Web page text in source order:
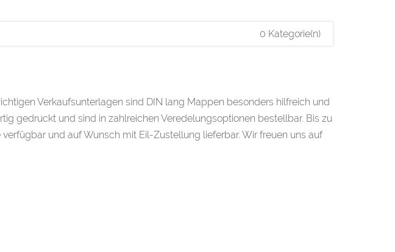
0 Kategorie(n)
Verkaufsunterlagen sind DIN lang Mappen besonders hilfreich und
gedruckt und sind in zahlreichen Veredelungsoptionen bestellbar. Bis zu
und auf Wunsch mit Eil-Zustellung lieferbar. Wir freuen uns auf